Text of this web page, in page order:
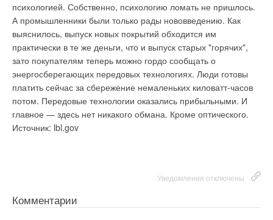
психологией. Собственно, психологию ломать не пришлось.
А промышленники были только рады нововведению. Как
выяснилось, выпуск новых покрытий обходится им
практически в те же деньги, что и выпуск старых "горячих",
зато покупателям теперь можно гордо сообщать о
энергосберегающих передовых технологиях. Люди готовы
платить сейчас за сбережение немаленьких киловатт-часов
потом. Передовые технологии оказались прибыльными. И
главное — здесь нет никакого обмана. Кроме оптического.
Источник: lbl.gov
Уведомления отключены
Комментарии